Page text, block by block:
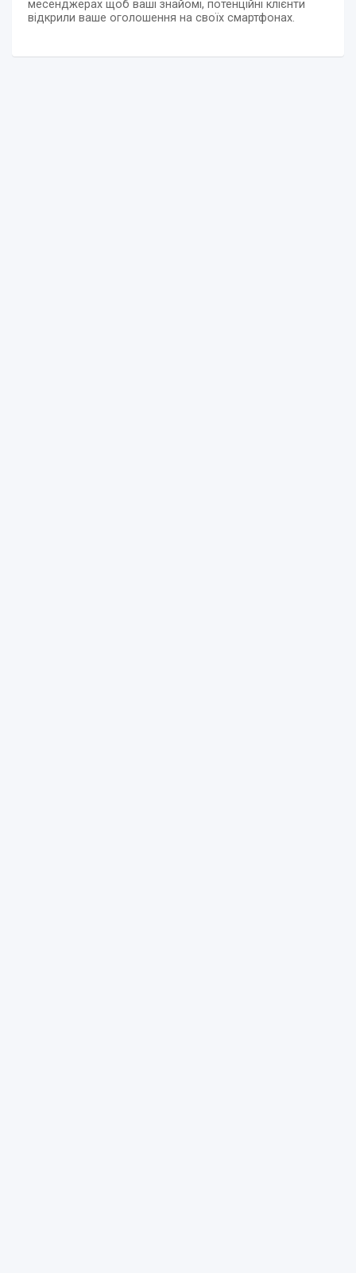
месенджерах щоб ваші знайомі, потенційні клієнти
відкрили ваше оголошення на своїх смартфонах.